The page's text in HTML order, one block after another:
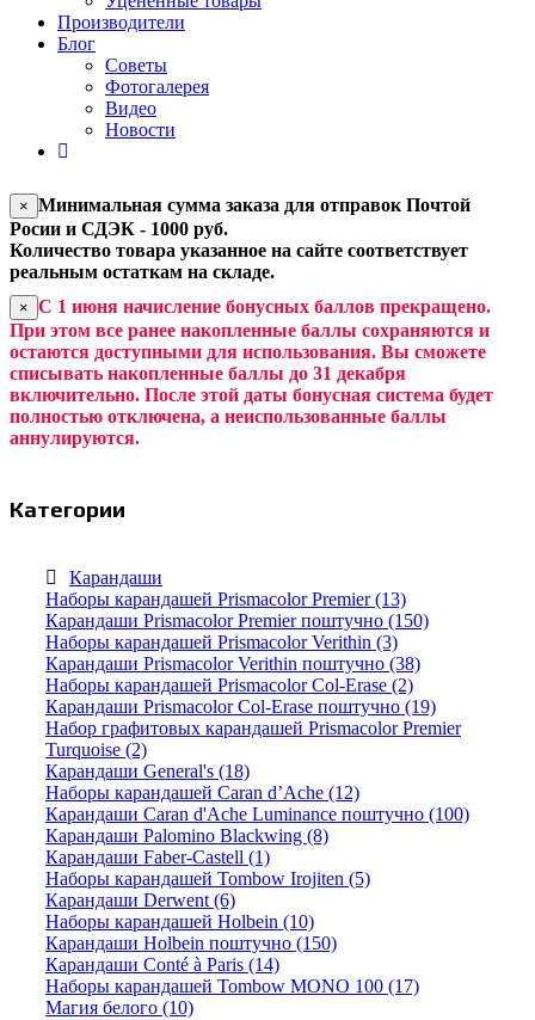
Производители
Блог
Советы
Фотогалерея
Видео
Новости
× Минимальная сумма заказа для отправок Почтой
Росии и СДЭК - 1000 руб.
Количество товара указанное на сайте соответствует
реальным остаткам на складе.
× С 1 июня начисление бонусных баллов прекращено.
При этом все ранее накопленные баллы сохраняются и
остаются доступными для использования. Вы сможете
списывать накопленные баллы до 31 декабря
включительно. После этой даты бонусная система будет
полностью отключена, а неиспользованные баллы
аннулируются.
Категории
Карандаши
Наборы карандашей Prismacolor Premier (13)
Карандаши Prismacolor Premier поштучно (150)
Наборы карандашей Prismacolor Verithin (3)
Карандаши Prismacolor Verithin поштучно (38)
Наборы карандашей Prismacolor Col-Erase (2)
Карандаши Prismacolor Col-Erase поштучно (19)
Набор графитовых карандашей Prismacolor Premier
Turquoise (2)
Карандаши General's (18)
Наборы карандашей Caran d’Ache (12)
Карандаши Caran d'Ache Luminance поштучно (100)
Карандаши Palomino Blackwing (8)
Карандаши Faber-Castell (1)
Наборы карандашей Tombow Irojiten (5)
Карандаши Derwent (6)
Наборы карандашей Holbein (10)
Карандаши Holbein поштучно (150)
Карандаши Conté à Paris (14)
Наборы карандашей Tombow MONO 100 (17)
Магия белого (10)